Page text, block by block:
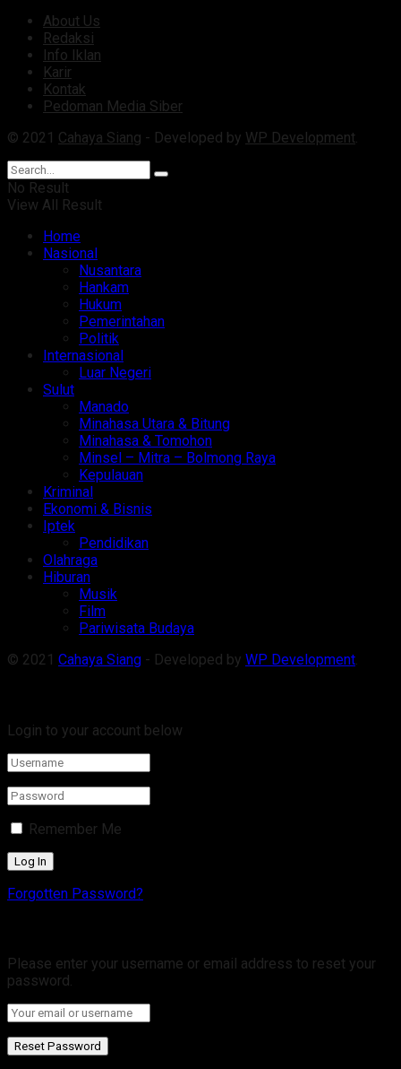
About Us
Redaksi
Info Iklan
Karir
Kontak
Pedoman Media Siber
© 2021 Cahaya Siang - Developed by WP Development.
No Result
View All Result
Home
Nasional
Nusantara
Hankam
Hukum
Pemerintahan
Politik
Internasional
Luar Negeri
Sulut
Manado
Minahasa Utara & Bitung
Minahasa & Tomohon
Minsel – Mitra – Bolmong Raya
Kepulauan
Kriminal
Ekonomi & Bisnis
Iptek
Pendidikan
Olahraga
Hiburan
Musik
Film
Pariwisata Budaya
© 2021 Cahaya Siang - Developed by WP Development.
Login to your account below
Remember Me
Forgotten Password?
Please enter your username or email address to reset your
password.